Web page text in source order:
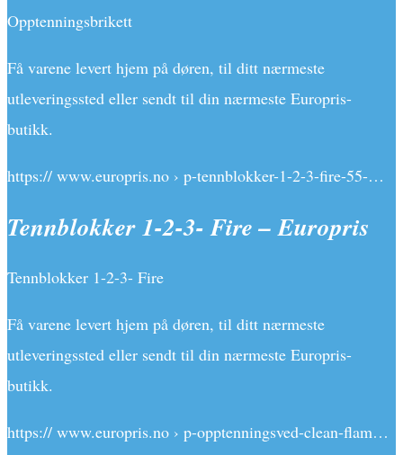
Opptenningsbrikett
Få varene levert hjem på døren, til ditt nærmeste
utleveringssted eller sendt til din nærmeste Europris-
butikk.
https:// www.europris.no › p-tennblokker-1-2-3-fire-55-…
Tennblokker 1-2-3- Fire – Europris
Tennblokker 1-2-3- Fire
Få varene levert hjem på døren, til ditt nærmeste
utleveringssted eller sendt til din nærmeste Europris-
butikk.
https:// www.europris.no › p-opptenningsved-clean-flam…